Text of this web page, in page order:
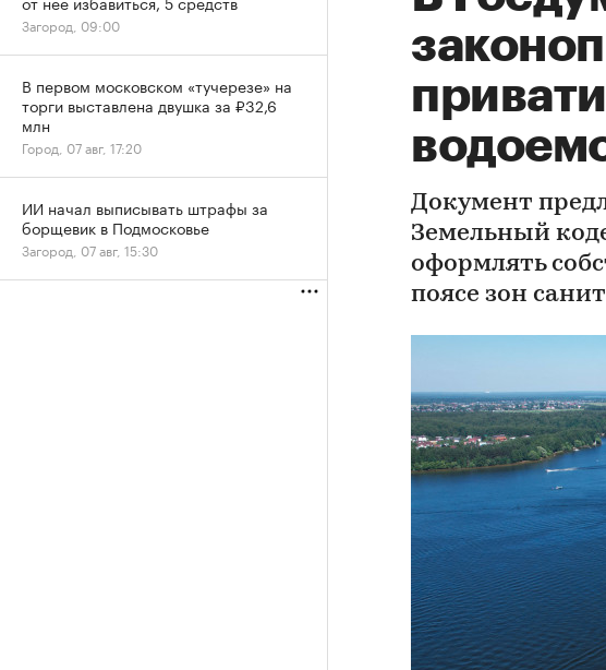
Документ
Земельный
оформлять
поясе зон
Загород, 09:00
В первом московском «тучерезе» на
торги выставлена двушка за ₽32,6
млн
Город, 07 авг, 17:20
ИИ начал выписывать штрафы за
борщевик в Подмосковье
Загород, 07 авг, 15:30